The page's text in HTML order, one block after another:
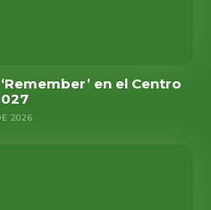
en el Centro
2026